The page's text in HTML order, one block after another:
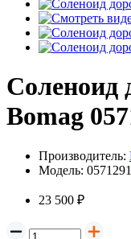
Соленоид
Bomag
Производитель:
Модель:
23 500 ₽